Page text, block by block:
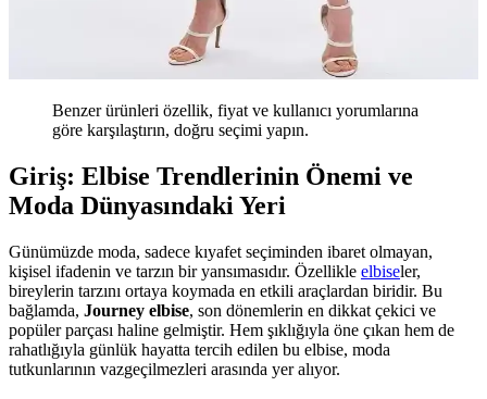
Benzer ürünleri özellik, fiyat ve kullanıcı yorumlarına
göre karşılaştırın, doğru seçimi yapın.
Giriş: Elbise Trendlerinin Önemi ve
Moda Dünyasındaki Yeri
Günümüzde moda, sadece kıyafet seçiminden ibaret olmayan,
kişisel ifadenin ve tarzın bir yansımasıdır. Özellikle elbiseler,
bireylerin tarzını ortaya koymada en etkili araçlardan biridir. Bu
bağlamda, Journey elbise, son dönemlerin en dikkat çekici ve
popüler parçası haline gelmiştir. Hem şıklığıyla öne çıkan hem de
rahatlığıyla günlük hayatta tercih edilen bu elbise, moda
tutkunlarının vazgeçilmezleri arasında yer alıyor.